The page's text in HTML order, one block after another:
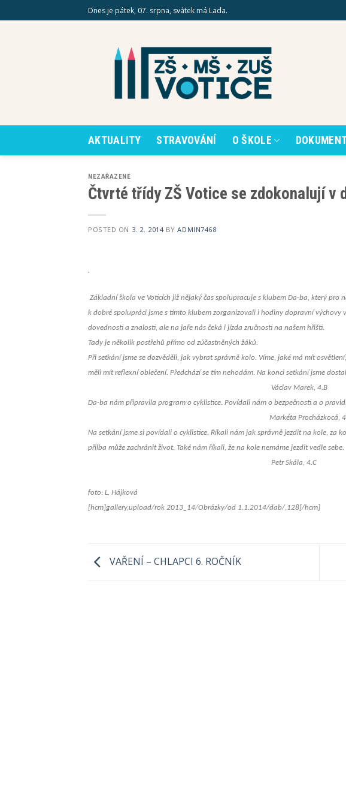
to
Dnes je pátek, 07. srpna, svátek má Lada.
AKTUALITY STRAVOVÁNÍ O ŠKOLE
NEZAŘAZENÉ
Čtvrté třídy ZŠ Votice se zdokonalují v
POSTED ON 3. 2. 2014BYADMIN7468
.
Základní škola ve Voticích již nějaký čas spolupracuje s klubem Da-ba, který pro
k dobré spolupráci jsme s tímto klubem zorganizovali i hodiny dopravní výchovy
dovednosti a znalosti, ale na jaře nás čeká i jízda zručnosti na našem hřišti.
Tady je několik postřehů přímo od zúčastněných žáků.
Při setkání jsme se dozvěděli, jak vybrat správně kolo. Víme, jaké má mít
měli mít reflexní oblečení. Předchází se tím nehodám. Na konci setkání jsme
Václav Marek, 4.B
Da-ba nám připravila program o cyklistice. Povídali nám o bezpečnosti a o
Markéta Procházkocá,
Na setkání jsme si povídali o cyklistice. Říkali nám jak správně jezdit na kole, za
přilba může zachránit život. Také nám říkali, že na kole nemáme jezdit vedle sebe.
Petr Skála, 4.C
foto: L. Hájková
[hcm]gallery,upload/rok 2013_14/Obrázky/od 1.1.2014/dab/,128[/hcm]
VAŘENÍ – CHLAPCI 6. ROČNÍK